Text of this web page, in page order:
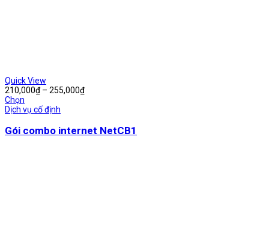
Quick View
210,000₫ – 255,000₫Khoảng
đến
255,000₫
Chọn
Dịch vụ cố định
Gói combo internet NetCB1